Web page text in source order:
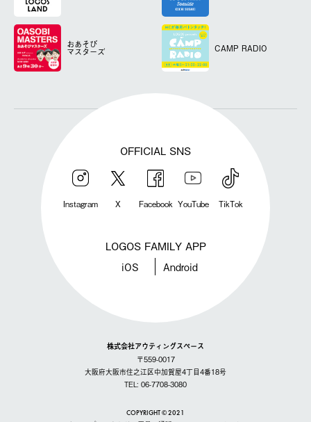
おあそび
マスターズ CAMP RADIO
OFFICIAL SNS
Instagram X Facebook YouTube TikTok
LOGOS FAMILY APP
iOS Android
株式会社アウティングスペース
〒559-0017
大阪府大阪市住之江区中加賀屋4丁目4番18号
TEL: 06-7708-3080
COPYRIGHT © 2021